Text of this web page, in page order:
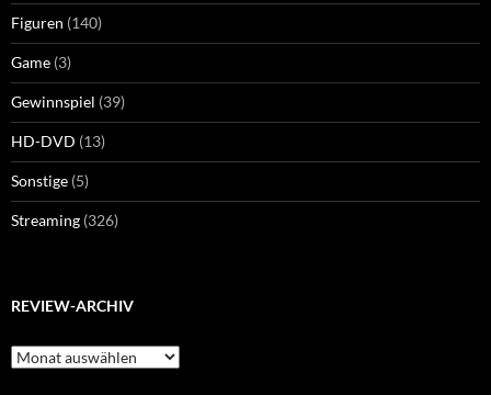
Figuren (140)
Game (3)
Gewinnspiel (39)
HD-DVD (13)
Sonstige (5)
Streaming (326)
REVIEW-ARCHIV
Review-
Archiv